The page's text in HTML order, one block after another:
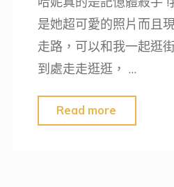
是她超可愛的照片而且
走路，可以和我一起逛
到處走走逛逛， …
Read more